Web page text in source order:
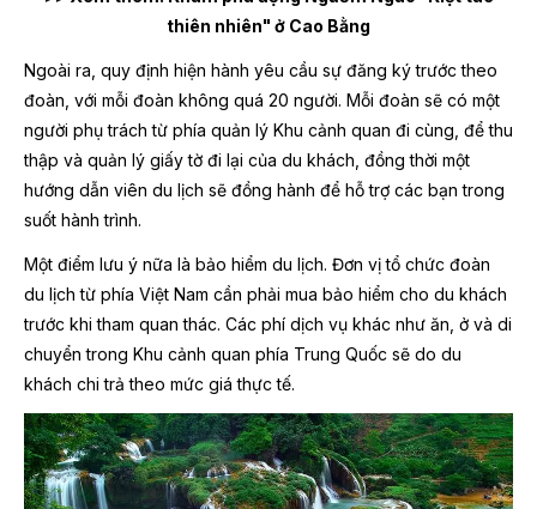
thiên nhiên" ở Cao Bằng
Ngoài ra, quy định hiện hành yêu cầu sự đăng ký trước theo
đoàn, với mỗi đoàn không quá 20 người. Mỗi đoàn sẽ có một
người phụ trách từ phía quản lý Khu cảnh quan đi cùng, để thu
thập và quản lý giấy tờ đi lại của du khách, đồng thời một
hướng dẫn viên du lịch sẽ đồng hành để hỗ trợ các bạn trong
suốt hành trình.
Một điểm lưu ý nữa là bảo hiểm du lịch. Đơn vị tổ chức đoàn
du lịch từ phía Việt Nam cần phải mua bảo hiểm cho du khách
trước khi tham quan thác. Các phí dịch vụ khác như ăn, ở và di
chuyển trong Khu cảnh quan phía Trung Quốc sẽ do du
khách chi trả theo mức giá thực tế.